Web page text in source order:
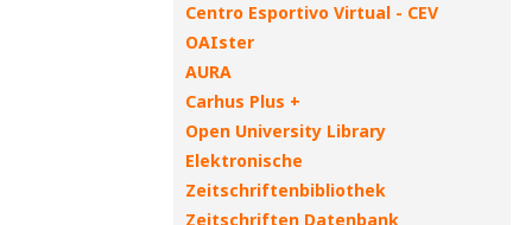
Centro Esportivo Virtual - CEV
OAIster
AURA
Carhus Plus +
Open University Library
Elektronische
Zeitschriftenbibliothek
Zeitschriften Datenbank